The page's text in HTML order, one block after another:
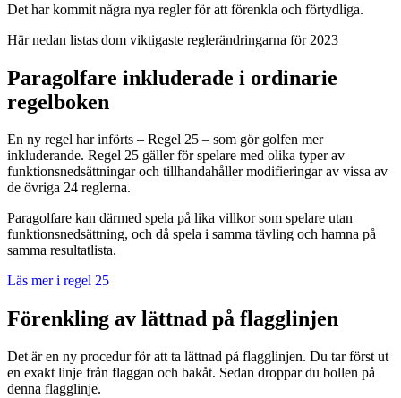
Det har kommit några nya regler för att förenkla och förtydliga.
Här nedan listas dom viktigaste reglerändringarna för 2023
Paragolfare inkluderade i ordinarie
regelboken
En ny regel har införts – Regel 25 – som gör golfen mer
inkluderande. Regel 25 gäller för spelare med olika typer av
funktionsnedsättningar och tillhandahåller modifieringar av vissa av
de övriga 24 reglerna.
Paragolfare kan därmed spela på lika villkor som spelare utan
funktionsnedsättning, och då spela i samma tävling och hamna på
samma resultatlista.
Läs mer i regel 25
Förenkling av lättnad på flagglinjen
Det är en ny procedur för att ta lättnad på flagglinjen. Du tar först ut
en exakt linje från flaggan och bakåt. Sedan droppar du bollen på
denna flagglinje.